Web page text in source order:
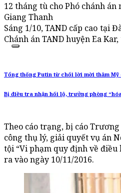
12 tháng tù cho Phó chánh án
Giang Thanh
Sáng 1/10, TAND cấp cao tại
Chánh án TAND huyện Ea
Tổng thống Putin từ chối lời mời thăm
Bị điều tra nhận hối lộ, trưởng phòng
Theo cáo trạng, bị cáo
công thụ lý, giải quyết vụ án
tội “Vi phạm quy định về
ra vào ngày 10/11/2016.